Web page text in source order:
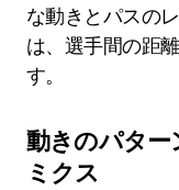
な動きとパスの
は、選手間の距
す。
動きのパタ
ミクス